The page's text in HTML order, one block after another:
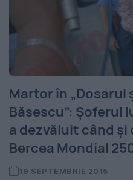
Martor în „Dosarul
Băsescu”: Șoferul
a dezvăluit când
Bercea Mondial
19 SEPTEMBRIE 2015